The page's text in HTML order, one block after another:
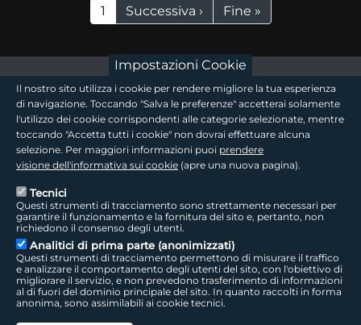
Pagina attuale
1 Pagina successiva
Successiva › Ultima pagina
Fine »
footer - sezione logo 1
footer - sezione logo2
footer - sezione link utili
Seguici sui social
LepidaTV | Accessibilità | Cookie | Privacy | Social Media Policy
Impostazioni Cookie
Il nostro sito utilizza i cookie per rendere migliore la tua esperienza
di navigazione. Toccando "Salva le preferenze" accetterai solamente
l'utilizzo dei cookie corrispondenti alle categorie selezionate, mentre
toccando "Accetta tutti i cookie" non dovrai effettuare alcuna
selezione. Per maggiori informazioni puoi prendere
visione dell'informativa sui cookie (apre una nuova pagina).
Tecnici
Questi strumenti di tracciamento sono strettamente necessari per
garantire il funzionamento e la fornitura del sito e, pertanto, non
richiedono il consenso degli utenti.
Analitici di prima parte (anonimizzati)
Questi strumenti di tracciamento permettono di misurare il traffico
e analizzare il comportamento degli utenti del sito, con l'obiettivo di
migliorare il servizio, e non prevedono trasferimento di informazioni
al di fuori del dominio principale del sito. In quanto raccolti in forma
anonima, sono assimilabili ai cookie tecnici.